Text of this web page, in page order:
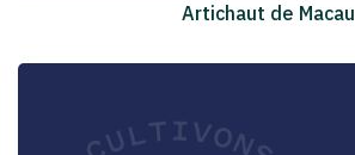
Artichaut de Macau